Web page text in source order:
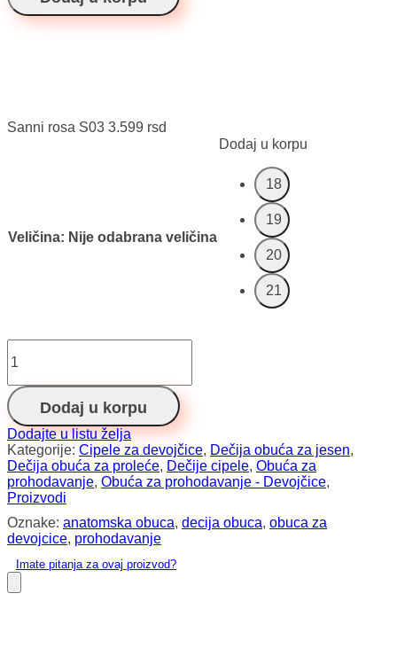
Sanni rosa S03 3.599 rsd
Veličina: Nije odabrana veličina
Dodaj u korpu
18
19
20
21
rosa
količina
Dodaj u korpu
Dodajte u listu želja
Kategorije: Cipele za devojčice, Dečija obuća za jesen,
Dečija obuća za proleće, Dečije cipele, Obuća za
prohodavanje, Obuća za prohodavanje - Devojčice,
Proizvodi
Oznake: anatomska obuca, decija obuca, obuca za
devojcice, prohodavanje
Imate pitanja za ovaj proizvod?